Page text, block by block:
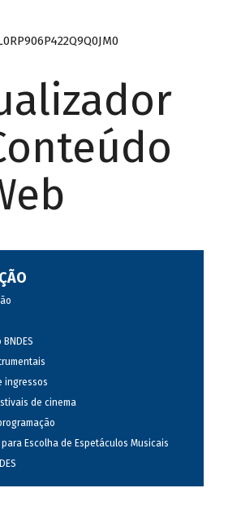
ingressos
de cinema
Escolha de Espetáculos Musicais